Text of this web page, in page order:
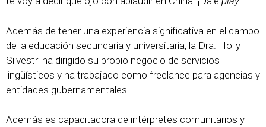
Además de tener una experiencia significativa en el campo
de la educación secundaria y universitaria, la Dra. Holly
Silvestri ha dirigido su propio negocio de servicios
lingüísticos y ha trabajado como freelance para agencias y
entidades gubernamentales.
Además es capacitadora de intérpretes comunitarios y